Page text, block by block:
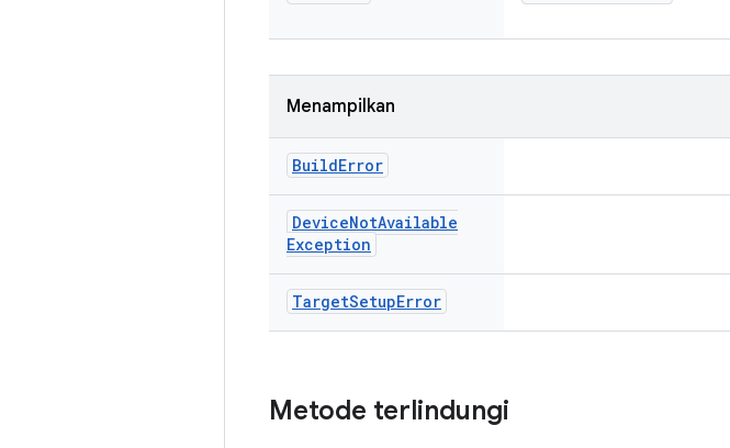
Menampilkan
BuildError
DeviceNotAvailable
Exception
TargetSetupError
Metode terlindungi